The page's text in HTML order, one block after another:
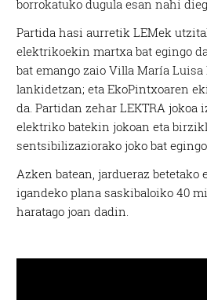
borrokatuko dugula esan nahi
Partida hasi aurretik LEMek
elektrikoekin martxa bat egingo
bat emango zaio Villa María
lankidetzan; eta EkoPintxoaren
da. Partidan zehar LEKTRA jokoa
elektriko batekin jokoan eta
sentsibilizaziorako joko bat
Azken batean, jardueraz betetako
igandeko plana saskibaloiko 40
haratago joan dadin.